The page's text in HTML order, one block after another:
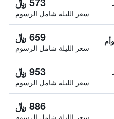
سعر الليلة شامل الرسوم
659 ﷼
سعر الليلة شامل الرسوم
953 ﷼
سعر الليلة شامل الرسوم
886 ﷼
سعر الليلة شامل الرسوم